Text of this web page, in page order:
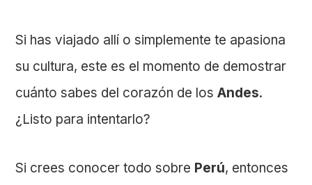
Si has viajado allí o simplemente te apasiona
su cultura, este es el momento de demostrar
cuánto sabes del corazón de losAndes.
¿Listo para intentarlo?
Si crees conocer todo sobre Perú, entonces